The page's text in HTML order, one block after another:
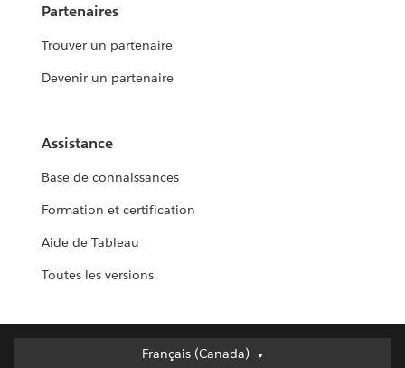
Partenaires
Trouver un partenaire
Devenir un partenaire
Assistance
Base de connaissances
Formation et certification
Aide de Tableau
Toutes les versions
Français (Canada)
Français (Canada)